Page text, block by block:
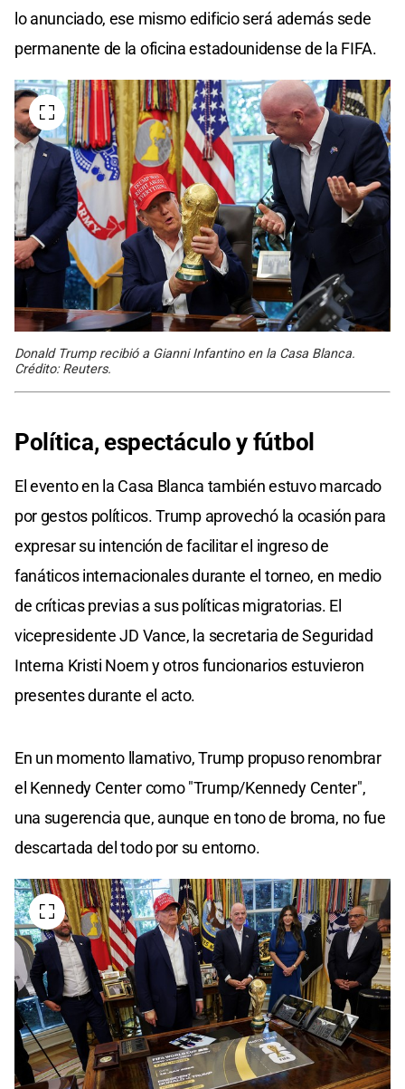
lo anunciado, ese mismo edificio será además sede
permanente de la oficina estadounidense de la FIFA.
Donald Trump recibió a Gianni Infantino en la Casa Blanca.
Crédito: Reuters.
Política, espectáculo y fútbol
El evento en la Casa Blanca también estuvo marcado
por gestos políticos. Trump aprovechó la ocasión para
expresar su intención de facilitar el ingreso de
fanáticos internacionales durante el torneo, en medio
de críticas previas a sus políticas migratorias. El
vicepresidente JD Vance, la secretaria de Seguridad
Interna Kristi Noem y otros funcionarios estuvieron
presentes durante el acto.
En un momento llamativo, Trump propuso renombrar
el Kennedy Center como "Trump/Kennedy Center",
una sugerencia que, aunque en tono de broma, no fue
descartada del todo por su entorno.